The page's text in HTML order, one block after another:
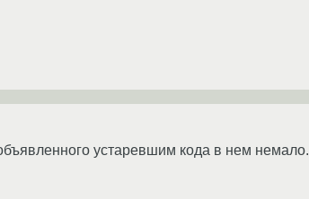
устаревшим кода в нем немало.